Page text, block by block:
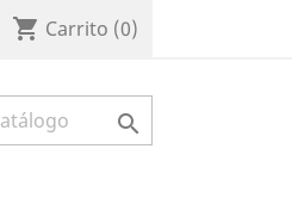
shopping_cart Carrito (0)
